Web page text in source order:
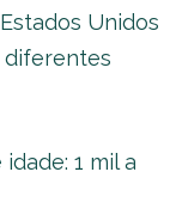
Unidos
diferentes
1 mil a